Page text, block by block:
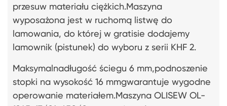
przesuw materiału ciężkich.Maszyna
wyposażona jest w ruchomą listwę do
lamowania, do której w gratisie dodajemy
lamownik (pistunek) do wyboru z serii KHF 2.
Maksymalnadługość ściegu 6 mm,podnoszenie
stopki na wysokość 16 mmgwarantuje wygodne
operowanie materiałem.Maszyna OLISEW OL-